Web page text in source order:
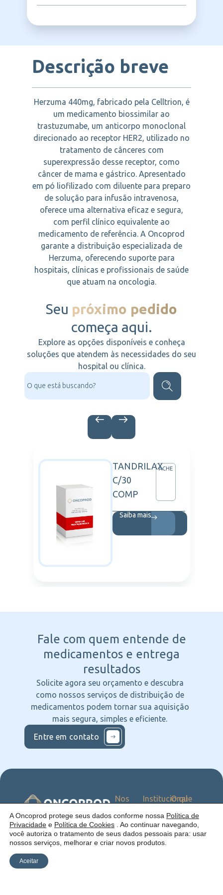
superexpressão do receptor HER2.
Descrição breve
Herzuma 440mg, fabricado pela Celltrion, é
um medicamento biossimilar ao
trastuzumabe, um anticorpo monoclonal
direcionado ao receptor HER2, utilizado no
tratamento de cânceres com
superexpressão desse receptor, como
câncer de mama e gástrico. Apresentado
em pó liofilizado com diluente para preparo
de solução para infusão intravenosa,
oferece uma alternativa eficaz e segura,
com perfil clínico equivalente ao
medicamento de referência. A Oncoprod
garante a distribuição especializada de
Herzuma, oferecendo suporte para
hospitais, clínicas e profissionais de saúde
que atuam na oncologia.
Seu próximo pedido
começa aqui.
Explore as opções disponíveis e conheça
soluções que atendem às necessidades do seu
hospital ou clínica.
TANDRILAX
C/30
COMP
ACHE
Saiba mais
Fale com quem entende de
medicamentos e entrega
resultados
Solicite agora seu orçamento e descubra
como nossos serviços de distribuição de
medicamentos podem tornar sua aquisição
mais segura, simples e eficiente.
Entre em contato
Uma empresa:
Institucional
somos
Como
atuamos
Estrutura
Blog
O que
Serviços
Catálogo
Nos
nas
Redes
A Oncoprod protege seus dados conforme nossa Política de
Privacidade e Política de Cookies . Ao continuar navegando,
você autoriza o tratamento de seus dados pessoais para: usar
nossos serviços, melhorar e criar novos produtos.
Aceitar